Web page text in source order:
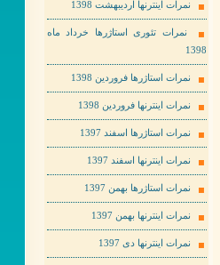
نمرات اینترنها اردیبهشت 1398
نمرات تئوری استاژرها خرداد ماه
1398
نمرات استاژرها فروردین 1398
نمرات اینترنها فروردین 1398
نمرات استاژرها اسفند 1397
نمرات اینترنها اسفند 1397
نمرات استاژرها بهمن 1397
نمرات اینترنها بهمن 1397
نمرات اینترنها دی 1397